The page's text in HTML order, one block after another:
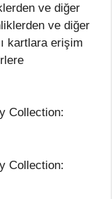
ve diğer
ve diğer
kartlara erişim